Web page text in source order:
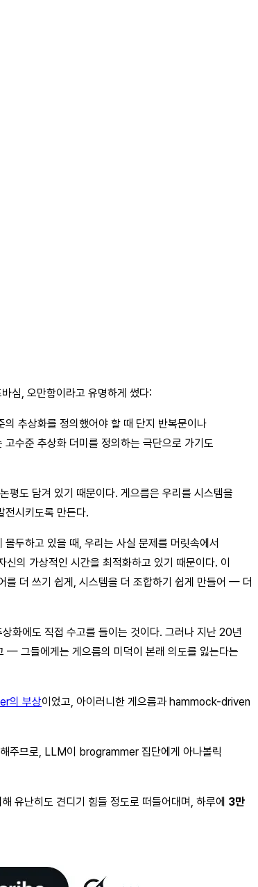
심, 오만함이라고 유명하게 썼다:
추상화를 정의했어야 할 때 단지 반복문이나
수준 추상화 더미를 정의하는 극단으로 가기도
평도 담겨 있기 때문이다. 게으름은 우리를 시스템을
전시키도록 만든다.
몰두하고 있을 때, 우리는 사실 문제를 머릿속에서
의 가상적인 시간을 최적화하고 있기 때문이다. 이
를 더 쓰기 쉽게, 시스템을 더 조합하기 쉽게 만들어 — 더
화에도 직접 수고를 들이는 것이다. 그러나 지난 20년
— 그들에게는 게으름의 미덕이 본래 의도를 잃는다는
의 부상이었고, 아이러니한 게으름과 hammock-driven
주므로, LLM이 brogrammer 집단에게 아나볼릭
유난히도 견디기 힘들 정도로 떠들어대며, 하루에 3만